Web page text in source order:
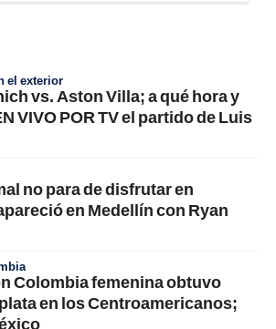
el exterior
vs. Aston Villa; a qué hora y
VIVO POR TV el partido de Luis
no para de disfrutar en
en Medellín con Ryan
Colombia femenina obtuvo
en los Centroamericanos;